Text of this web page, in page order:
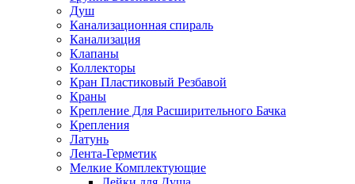
Душ
Канализационная спираль
Канализация
Клапаны
Коллекторы
Кран Пластиковый Резбавой
Краны
Крепление Для Расширительного Бачка
Крепления
Латунь
Лента-Герметик
Мелкие Комплектующие